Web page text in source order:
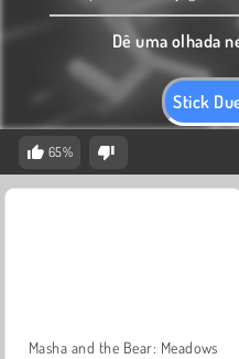
Stick
Dê uma olhada
65%
Masha and the Bear: Meadows